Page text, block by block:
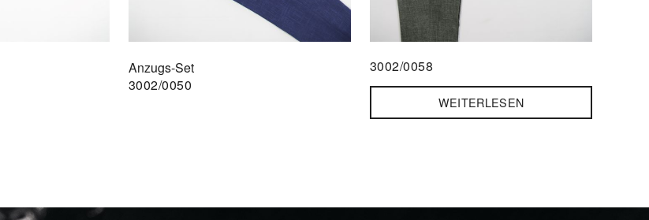
Anzugs-Set
3002/0050
3002/0058
WEITERLESEN